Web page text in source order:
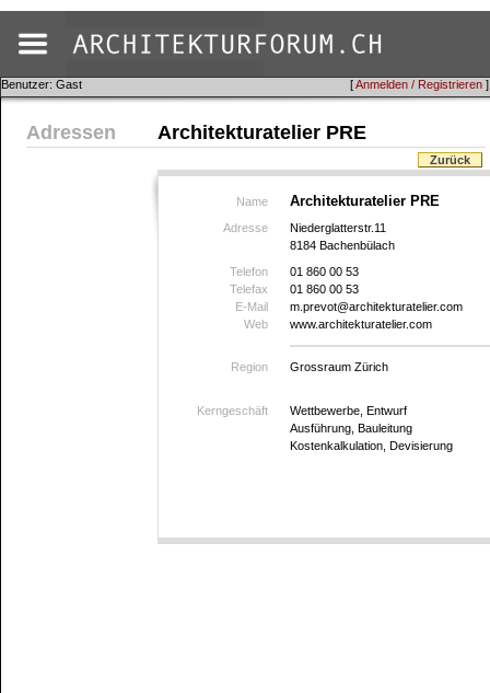
[Anmelden / Registrieren ]
Benutzer: Gast
Adressen Architekturatelier PRE
Zurück
Name Architekturatelier PRE
Adresse
Niederglatterstr.11
8184 Bachenbülach
Telefon
01 860 00 53
Telefax
01 860 00 53
E-Mail
m.prevot@architekturatelier.com
Web
www.architekturatelier.com
Region Grossraum Zürich
Kerngeschäft
Wettbewerbe, Entwurf
Ausführung, Bauleitung
Kostenkalkulation, Devisierung